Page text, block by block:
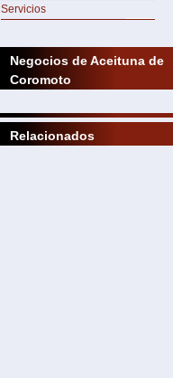
Servicios
Negocios de Aceituna de
Coromoto
Relacionados